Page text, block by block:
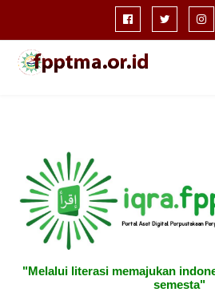
"Melalui literasi memajukan
semesta"